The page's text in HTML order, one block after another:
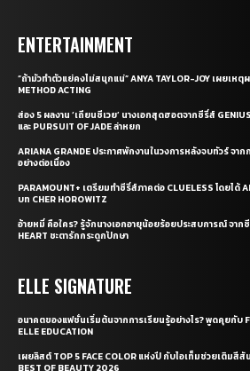
ENTERTAINMENT
“ถ้ามัวทำตัวแย่คงไม่สนุกแน่” ANYA TAYLOR-JOY เผยเ
METHOD ACTING
ส่อง 5 ผลงาน ‘เถียนซีเวย’ นางเอกสุดฮอตจากซีรี่ส์
และ PURSUIT OF JADE ล่าหยก
ARIANA GRANDE ประกาศพักงานในวงการหลังจบทัวร์ จาก
อย่างต่อเนื่อง
PARAMOUNT+ เตรียมทำซีรี่ส์ภาคต่อ CLUELESS โดยได้
บท CHER HOROWITZ
อ้ายหมี่ คือใคร? รู้จักนางเอกอายุน้อยร้อยประสบการณ์ จากซี
HEART ชะตารักกระดูกปักษา
ELLE SIGNATURE
อนาคตของแฟชั่นเริ่มต้นจากการเรียนรู้อย่างไร? พูดคุยกับ
ELLE EDUCATION
เผยลิสต์ TOP 5 FACE COLOR แห่งปี กับไอเท็มช่วยเติมสีสั
BEST OF BEAUTY 2026